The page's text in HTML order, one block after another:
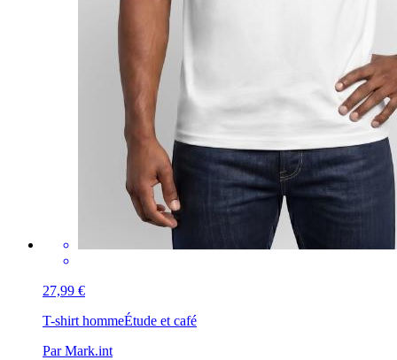
27,99 €
T-shirt hommeÉtude et café
Par Mark.int